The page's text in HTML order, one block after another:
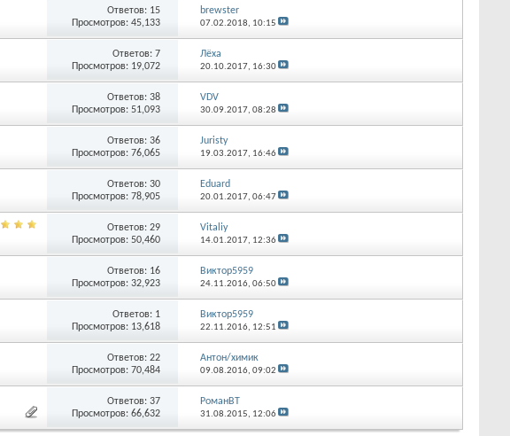
Ответов: 15
Просмотров: 45,133
brewster
07.02.2018, 10:15
Ответов:7
Просмотров: 19,072
Лёха
20.10.2017, 16:30
Ответов:38
Просмотров: 51,093
VDV
30.09.2017, 08:28
Ответов:36
Просмотров: 76,065
Juristy
19.03.2017, 16:46
Ответов:30
Просмотров: 78,905
Eduard
20.01.2017, 06:47
Ответов:29
Просмотров: 50,460
Vitaliy
14.01.2017, 12:36
Ответов: 16
Просмотров: 32,923
Виктор5959
24.11.2016, 06:50
Ответов: 1
Просмотров: 13,618
Виктор5959
22.11.2016, 12:51
Ответов:22
Просмотров: 70,484
Антон/химик
09.08.2016, 09:02
Ответов:37
Просмотров: 66,632
РоманВТ
31.08.2015, 12:06